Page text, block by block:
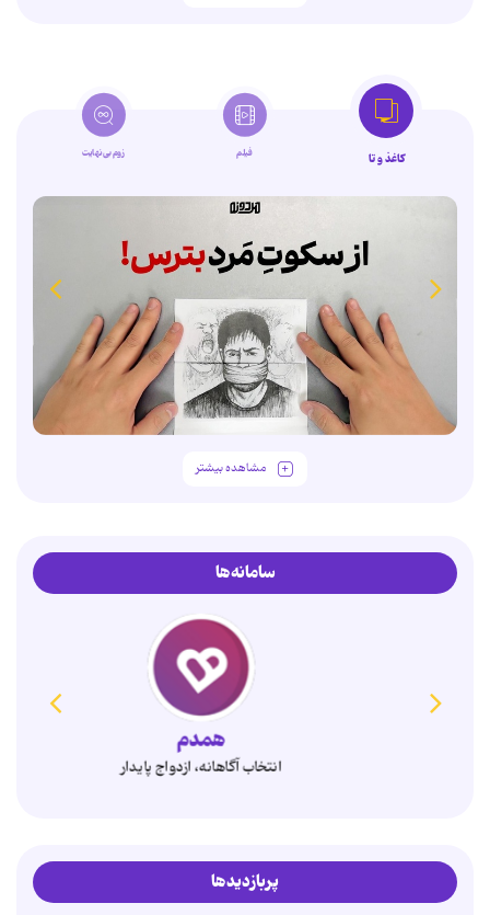
کاغذ و تا فیلم زوم‌بی‌نهایت
مشاهده بیشتر
سامانه‌ها
همدم
انتخاب آگاهانه، ازدواج پایدار
پربازدیدها